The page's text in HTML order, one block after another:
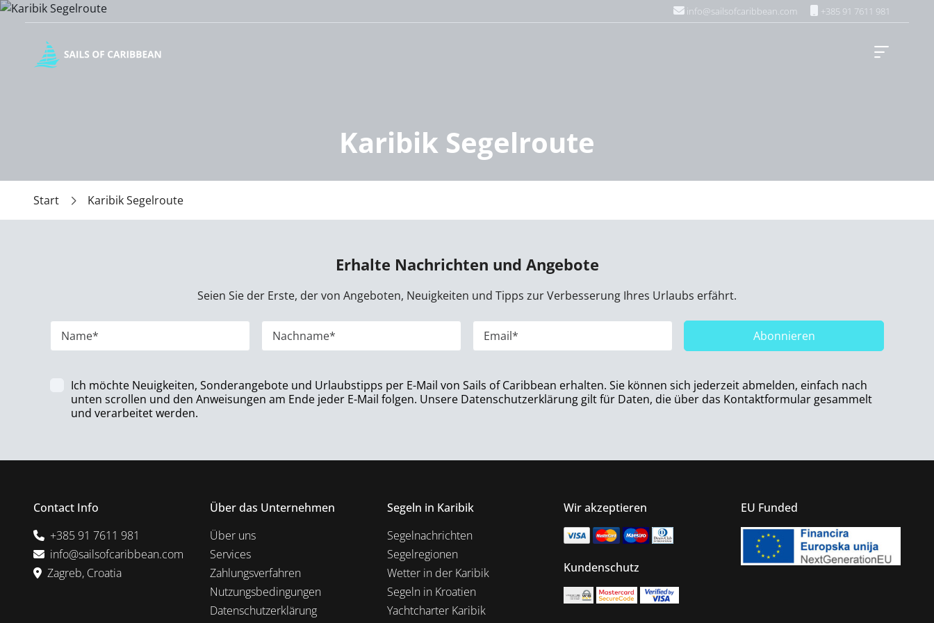
info@sailsofcaribbean.com +385 91 7611 981
Karibik Segelroute
Start Karibik Segelroute
Erhalte Nachrichten und Angebote
Seien Sie der Erste, der von Angeboten, Neuigkeiten und Tipps zur Verbesserung Ihres Urlaubs erfährt.
Abonnieren
Ich möchte Neuigkeiten, Sonderangebote und Urlaubstipps per E-Mail von Sails of Caribbean erhalten. Sie können sich jederzeit abmelden, einfach nach
unten scrollen und den Anweisungen am Ende jeder E-Mail folgen. Unsere Datenschutzerklärung gilt für Daten, die über das Kontaktformular gesammelt
und verarbeitet werden.
Contact Info
+385 91 7611 981
info@sailsofcaribbean.com
Zagreb, Croatia
Über das Unternehmen
Über uns
Services
Zahlungsverfahren
Nutzungsbedingungen
Datenschutzerklärung
Segeln in Karibik
Segelnachrichten
Segelregionen
Wetter in der Karibik
Segeln in Kroatien
Yachtcharter Karibik
Wir akzeptieren
Kundenschutz
EU Funded